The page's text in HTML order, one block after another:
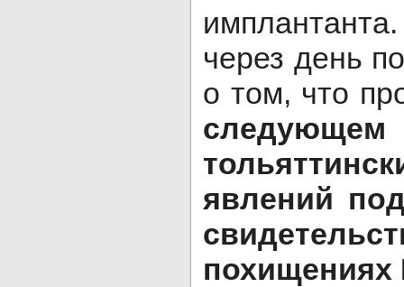
через день
о том, что
следующем
явлений